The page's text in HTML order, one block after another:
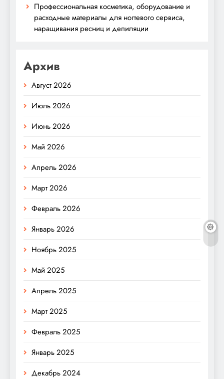
Профессиональная косметика, оборудование и
расходные материалы для ногтевого сервиса,
наращивания ресниц и депиляции
Архив
Август 2026
Июль 2026
Июнь 2026
Май 2026
Апрель 2026
Март 2026
Февраль 2026
Январь 2026
Ноябрь 2025
Май 2025
Апрель 2025
Март 2025
Февраль 2025
Январь 2025
Декабрь 2024